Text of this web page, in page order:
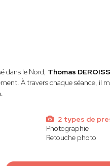
dans le Nord, Thomas
À travers chaque séance, il
2 types de
Photographie
Retouche photo